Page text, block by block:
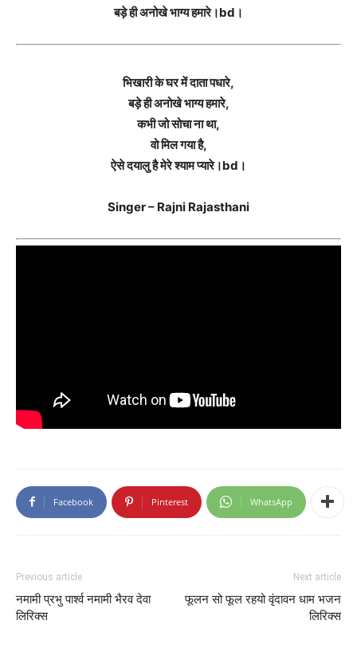
बड़े ही अनोखे भाग्य हमारे।bd।
भिखारी के घर में दाता पधारे,
बड़े ही अनोखे भाग्य हमारे,
कभी जो सोचा ना था,
वो मिल गया है,
ऐसे दयालु है मेरे श्याम प्यारे।bd।
Singer – Rajni Rajasthani
Facebook Pinterest WhatsApp
Previous article
नमामी प्रभु पार्श्व नमामी भैरव देवा
लिरिक्स
Next article
फूलन सो फूल रहयो वृंदावन धाम भजन
लिरिक्स